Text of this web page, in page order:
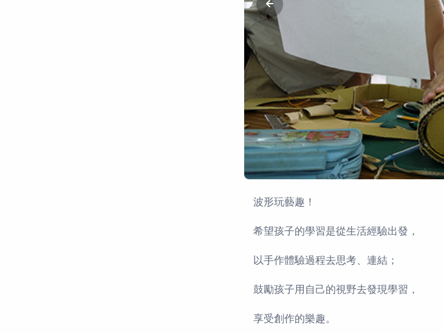
波形玩藝趣！
希望孩子的學習是從生活經驗出發，
以手作體驗過程去思考、連結；
鼓勵孩子用自己的視野去發現學習，
享受創作的樂趣。